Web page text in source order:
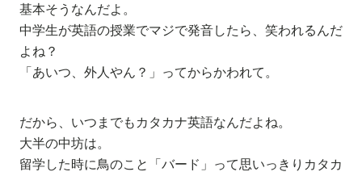
基本そうなんだよ。
中学生が英語の授業でマジで発音したら、笑われるんだ
よね？
「あいつ、外人やん？」ってからかわれて。
だから、いつまでもカタカナ英語なんだよね。
大半の中坊は。
留学した時に鳥のこと「バード」って思いっきりカタカ